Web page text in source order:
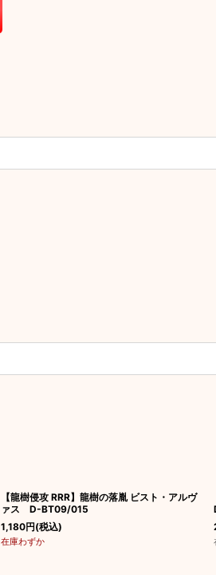
【龍樹侵攻 RRR】龍樹の落胤 ビスト・アルヴ
ァス D-BT09/015
1,180円(税込)
在庫わずか